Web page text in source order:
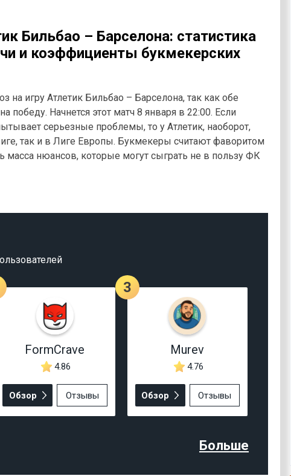
Бильбао – Барселона: статистика
и коэффициенты букмекерских
на игру Атлетик Бильбао – Барселона, так как обе
Начнется этот матч 8 января в 22:00. Если
серьезные проблемы, то у Атлетик, наоборот,
так и в Лиге Европы. Букмекеры считают фаворитом
масса нюансов, которые могут сыграть не в пользу ФК
FormCrave
4.86
Обзор Отзывы
3
Murev
4.76
Обзор Отзывы
Больше